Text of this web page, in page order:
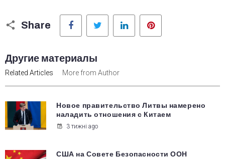
Share
Facebook Twitter LinkedIn
Другие материалы
Related Articles More from Author
Новое правительство Литвы намерено
наладить отношения с Китаем
3 тижні ago
США на Совете Безопасности ООН